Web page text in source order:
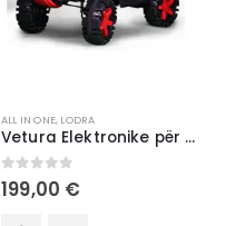
ALL IN ONE, LODRA
Vetura Elektronike për Fëmijë – Argëtim dhe Siguri në Lëvizje
0out of 5
199,00 €